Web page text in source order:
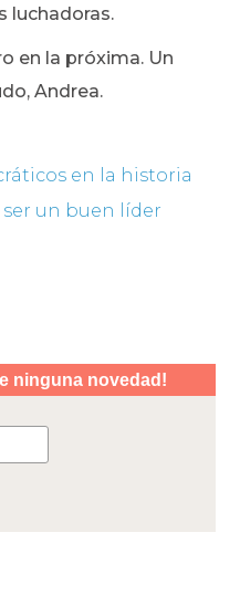
luchadoras.
en la próxima. Un
Andrea.
en la historia
ser un buen líder